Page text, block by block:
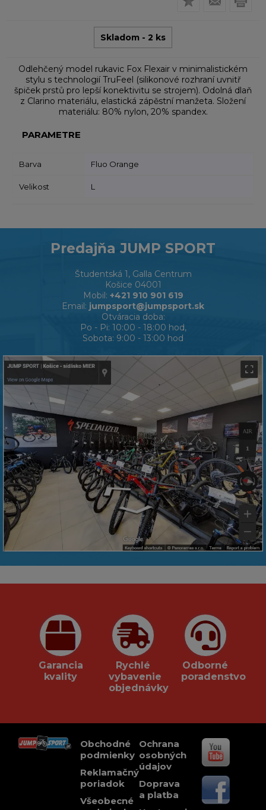
Skladom - 2 ks
Odlehčený model rukavic Fox Flexair v minimalistickém
stylu s technologií TruFeel (silikonové rozhraní uvnitř
špiček prstů pro lepší konektivitu se strojem). Odolná dlaň
z Clarino materiálu, elastická zápěstní manžeta. Složení
materiálu: 80% nylon, 20% spandex.
PARAMETRE
Barva Fluo Orange
Velikost L
Predajňa JUMP SPORT
Študentská 1, Galla Centrum
Košice 04001
Mobil: +421 910 901 619
Email: jumpsport@jumpsport.sk
Otváracia doba:
Po - Pi: 10:00 - 18:00 hod,
Sobota: 9:00 - 13:00 hod
Garancia
kvality
Rychlé
vybavenie
objednávky
Odborné
poradenstvo
Obchodné
podmienky
Reklamačný
poriadok
Všeobecné
Ochrana
osobných
údajov
Doprava
a platba